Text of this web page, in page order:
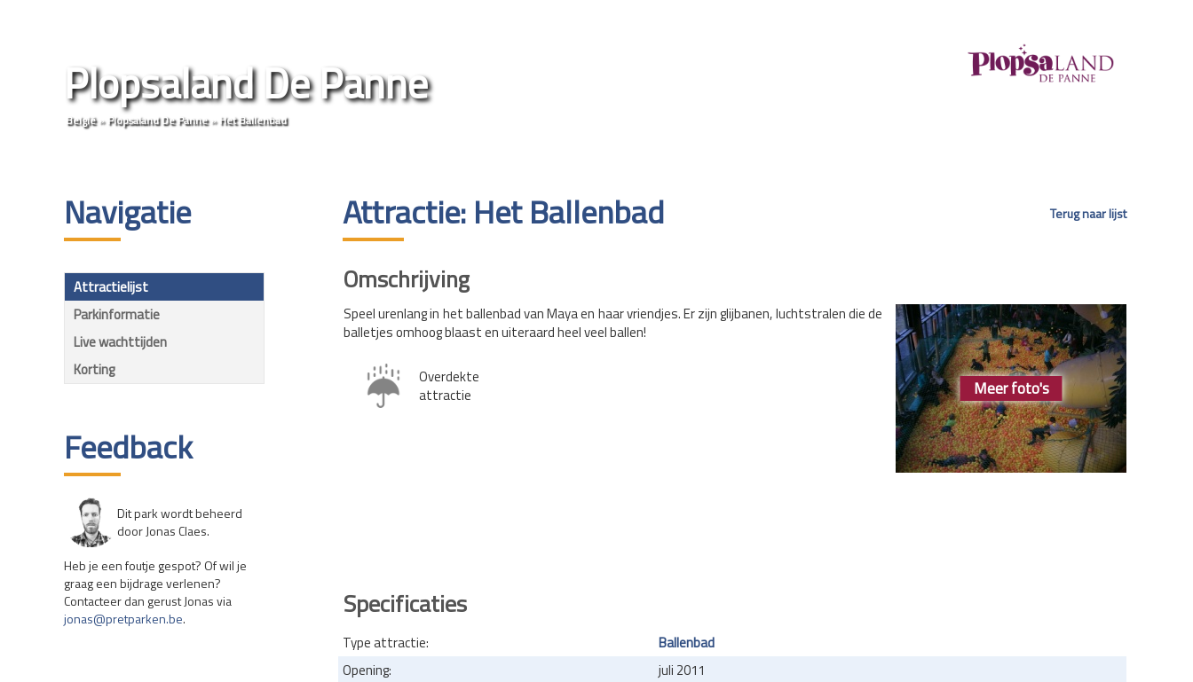
Plopsaland De Panne
België»Plopsaland De Panne»Het Ballenbad
Navigatie
Attractielijst
Parkinformatie
Live wachttijden
Korting
Feedback
Dit park wordt beheerd
door Jonas Claes.
Heb je een foutje gespot? Of wil je
graag een bijdrage verlenen?
Contacteer dan gerust Jonas via
jonas@pretparken.be.
Attractie: Het Ballenbad Terug naar lijst
Omschrijving
Meer foto's
Speel urenlang in het ballenbad van Maya en haar vriendjes. Er zijn glijbanen, luchtstralen die de
balletjes omhoog blaast en uiteraard heel veel ballen!
Overdekte
attractie
Specificaties
Type attractie:
Ballenbad
Opening:
juli 2011